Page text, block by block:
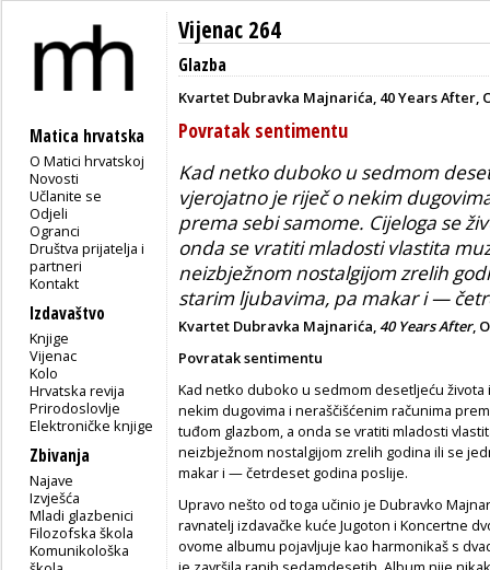
Matica hrvatska
O Matici hrvatskoj
Novosti
Učlanite se
Odjeli
Ogranci
Društva prijatelja i
partneri
Kontakt
Izdavaštvo
Knjige
Vijenac
Kolo
Hrvatska revija
Prirodoslovlje
Elektroničke knjige
Zbivanja
Najave
Izvješća
Mladi glazbenici
Filozofska škola
Komunikološka
Vijenac 264
Glazba
Kvartet Dubravka Majnarića, 40 Years After,
Povratak sentimentu
Kad netko duboko u sedmom
vjerojatno je riječ o nekim
prema sebi samome. Cijeloga se
onda se vratiti mladosti vlastita
neizbježnom nostalgijom zrelih
starim ljubavima, pa makar i —
Kvartet Dubravka Majnarića, 40 Years After,
Povratak sentimentu
Kad netko duboko u sedmom desetljeću
nekim dugovima i neraščišćenim računima
tuđom glazbom, a onda se vratiti mladosti
neizbježnom nostalgijom zrelih godina ili se
makar i — četrdeset godina poslije.
Upravo nešto od toga učinio je Dubravko
ravnatelj izdavačke kuće Jugoton i Koncertne
ovome albumu pojavljuje kao harmonikaš s